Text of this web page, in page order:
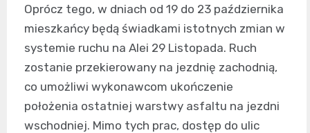
Oprócz tego, w dniach od 19 do 23 października
mieszkańcy będą świadkami istotnych zmian w
systemie ruchu na Alei 29 Listopada. Ruch
zostanie przekierowany na jezdnię zachodnią,
co umożliwi wykonawcom ukończenie
położenia ostatniej warstwy asfaltu na jezdni
wschodniej. Mimo tych prac, dostęp do ulic